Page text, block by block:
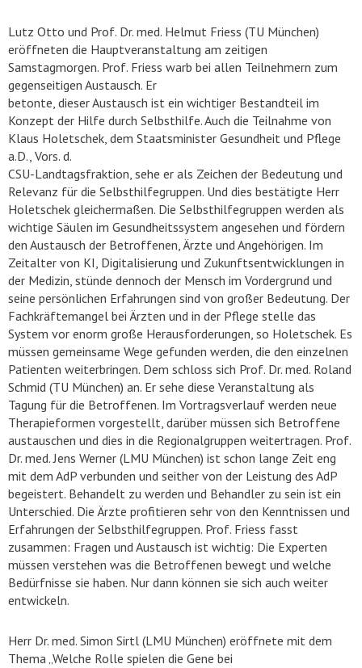
Lutz Otto und Prof. Dr. med. Helmut Friess (TU München)
eröffneten die Hauptveranstaltung am zeitigen
Samstagmorgen. Prof. Friess warb bei allen Teilnehmern zum
gegenseitigen Austausch. Er
betonte, dieser Austausch ist ein wichtiger Bestandteil im
Konzept der Hilfe durch Selbsthilfe. Auch die Teilnahme von
Klaus Holetschek, dem Staatsminister Gesundheit und Pflege
a.D., Vors. d.
CSU-Landtagsfraktion, sehe er als Zeichen der Bedeutung und
Relevanz für die Selbsthilfegruppen. Und dies bestätigte Herr
Holetschek gleichermaßen. Die Selbsthilfegruppen werden als
wichtige Säulen im Gesundheitssystem angesehen und fördern
den Austausch der Betroffenen, Ärzte und Angehörigen. Im
Zeitalter von KI, Digitalisierung und Zukunftsentwicklungen in
der Medizin, stünde dennoch der Mensch im Vordergrund und
seine persönlichen Erfahrungen sind von großer Bedeutung. Der
Fachkräftemangel bei Ärzten und in der Pflege stelle das
System vor enorm große Herausforderungen, so Holetschek. Es
müssen gemeinsame Wege gefunden werden, die den einzelnen
Patienten weiterbringen. Dem schloss sich Prof. Dr. med. Roland
Schmid (TU München) an. Er sehe diese Veranstaltung als
Tagung für die Betroffenen. Im Vortragsverlauf werden neue
Therapieformen vorgestellt, darüber müssen sich Betroffene
austauschen und dies in die Regionalgruppen weitertragen. Prof.
Dr. med. Jens Werner (LMU München) ist schon lange Zeit eng
mit dem AdP verbunden und seither von der Leistung des AdP
begeistert. Behandelt zu werden und Behandler zu sein ist ein
Unterschied. Die Ärzte profitieren sehr von den Kenntnissen und
Erfahrungen der Selbsthilfegruppen. Prof. Friess fasst
zusammen: Fragen und Austausch ist wichtig: Die Experten
müssen verstehen was die Betroffenen bewegt und welche
Bedürfnisse sie haben. Nur dann können sie sich auch weiter
entwickeln.
Herr Dr. med. Simon Sirtl (LMU München) eröffnete mit dem
Thema „Welche Rolle spielen die Gene bei